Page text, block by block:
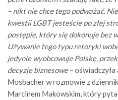
– nikt nie chce tego podważać.
kwestii LGBT jesteście po złej
postępie, który się dokonuje bez
Używanie tego typu retoryki
jedynie wyobcowuje Polskę,
decyzje biznesowe– oświadczyła
Mosbacher w rozmowie z
Marcinem Makowskim, który